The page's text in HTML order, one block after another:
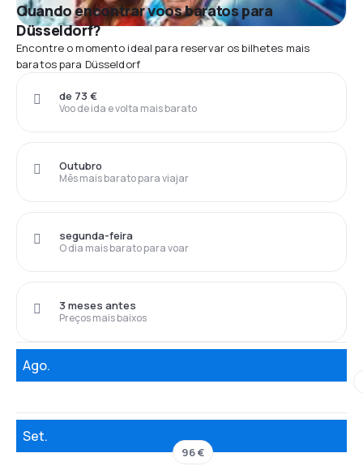
Quando encontrar voos baratos para
Düsseldorf?
Encontre o momento ideal para reservar os bilhetes mais
baratos para Düsseldorf
Voo de ida e volta mais barato
de 73 €
Mês mais barato para viajar
Outubro
O dia mais barato para voar
segunda-feira
Preços mais baixos
3 meses antes
Ago.
Set.
96 €